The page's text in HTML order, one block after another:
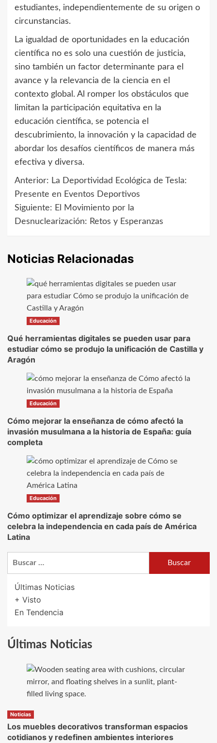
estudiantes, independientemente de su origen o
circunstancias.
La igualdad de oportunidades en la educación
científica no es solo una cuestión de justicia,
sino también un factor determinante para el
avance y la relevancia de la ciencia en el
contexto global. Al romper los obstáculos que
limitan la participación equitativa en la
educación científica, se potencia el
descubrimiento, la innovación y la capacidad de
abordar los desafíos científicos de manera más
efectiva y diversa.
Navegación
de
entradas
Anterior: La Deportividad Ecológica de Tesla:
Presente en Eventos Deportivos
Siguiente: El Movimiento por la
Desnuclearización: Retos y Esperanzas
Noticias Relacionadas
Educación
Qué herramientas digitales se pueden usar para
estudiar cómo se produjo la unificación de Castilla y
Aragón
Educación
Cómo mejorar la enseñanza de cómo afectó la
invasión musulmana a la historia de España: guía
completa
Educación
Cómo optimizar el aprendizaje sobre cómo se
celebra la independencia en cada país de América
Latina
Últimas Noticias
+ Visto
En Tendencia
Últimas Noticias
Noticias
Los muebles decorativos transforman espacios
cotidianos y redefinen ambientes interiores